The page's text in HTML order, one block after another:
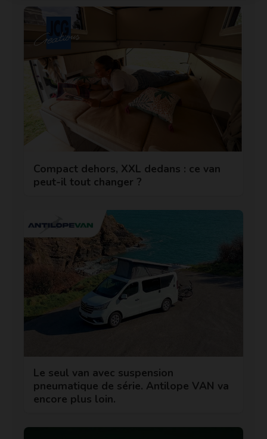
Compact dehors, XXL dedans : ce van
peut-il tout changer ?
Le seul van avec suspension
pneumatique de série. Antilope VAN va
encore plus loin.